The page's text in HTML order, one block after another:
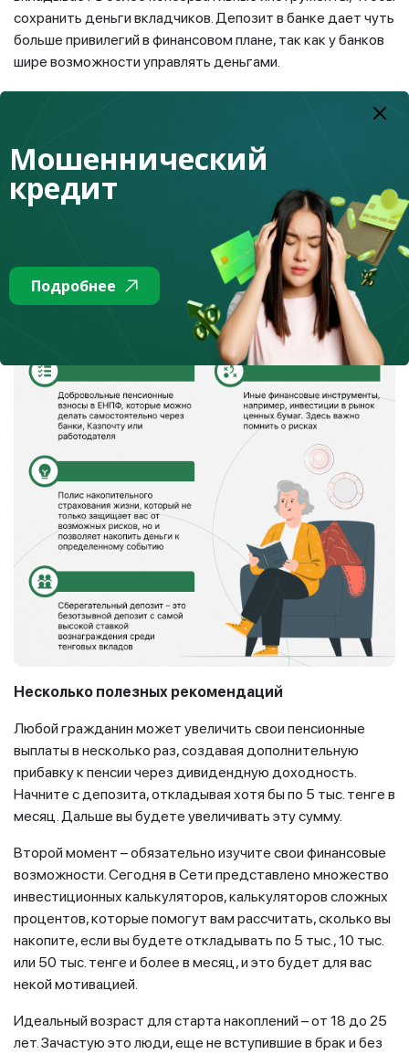
сохранить деньги вкладчиков. Депозит в банке дает чуть
больше привилегий в финансовом плане, так как у банков
шире возможности управлять деньгами.
современные технологии – к примеру, ChatGPT. Введите
возраст, сумму дохода, расходы, семейное положение и
так далее. Искусственный интеллект проанализирует
данные и составит вам персональный пенсионный план. Вы
можете уточнять информацию, вносить коррективы и
каждый месяц получать обновленный план – это очень
удобно.
Несколько полезных рекомендаций
Любой гражданин может увеличить свои пенсионные
выплаты в несколько раз, создавая дополнительную
прибавку к пенсии через дивидендную доходность.
Начните с депозита, откладывая хотя бы по 5 тыс. тенге в
месяц. Дальше вы будете увеличивать эту сумму.
Второй момент – обязательно изучите свои финансовые
возможности. Сегодня в Сети представлено множество
инвестиционных калькуляторов, калькуляторов сложных
процентов, которые помогут вам рассчитать, сколько вы
накопите, если вы будете откладывать по 5 тыс., 10 тыс.
или 50 тыс. тенге и более в месяц, и это будет для вас
некой мотивацией.
Идеальный возраст для старта накоплений – от 18 до 25
лет. Зачастую это люди, еще не вступившие в брак и без
Мошеннический
кредит
Подробнее